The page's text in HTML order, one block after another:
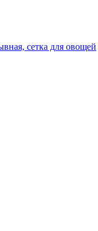
сетка для овощей